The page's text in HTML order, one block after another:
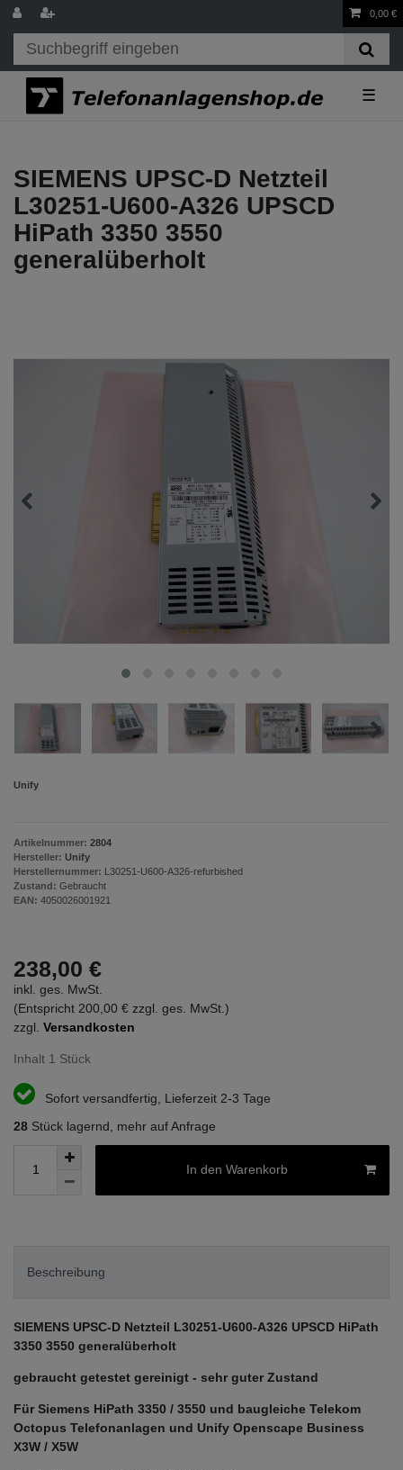
0,00 €
☰
SIEMENS UPSC-D Netzteil
L30251-U600-A326 UPSCD
HiPath 3350 3550
generalüberholt
Unify
Artikelnummer: 2804
Hersteller: Unify
Herstellernummer: L30251-U600-A326-refurbished
Zustand: Gebraucht
EAN: 4050026001921
238,00 €
inkl. ges. MwSt.
(Entspricht 200,00 € zzgl. ges. MwSt.)
zzgl. Versandkosten
Inhalt 1 Stück
Sofort versandfertig, Lieferzeit 2-3 Tage
28 Stück lagernd, mehr auf Anfrage
In den Warenkorb
Beschreibung
SIEMENS UPSC-D Netzteil L30251-U600-A326 UPSCD HiPath
3350 3550 generalüberholt
gebraucht getestet gereinigt - sehr guter Zustand
Für Siemens HiPath 3350 / 3550 und baugleiche Telekom
Octopus Telefonanlagen und Unify Openscape Business
X3W / X5W